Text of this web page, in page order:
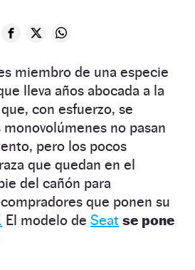
miembro de una especie
lleva años abocada a la
con esfuerzo, se
no pasan
pero los pocos
que quedan en el
del cañón para
que ponen su
El modelo de Seat se pone